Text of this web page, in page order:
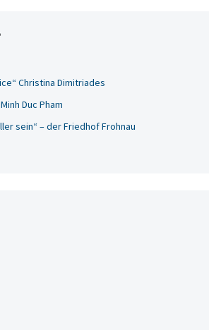
Christina Dimitriades
Duc Pham
sein“ – der Friedhof Frohnau